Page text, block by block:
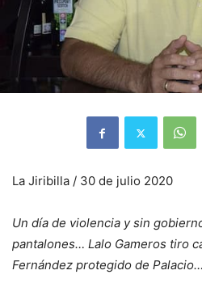
La Jiribilla / 30 de julio 2020
Un día de violencia y sin
pantalones… Lalo Gameros tiro
Fernández protegido de Palacio…